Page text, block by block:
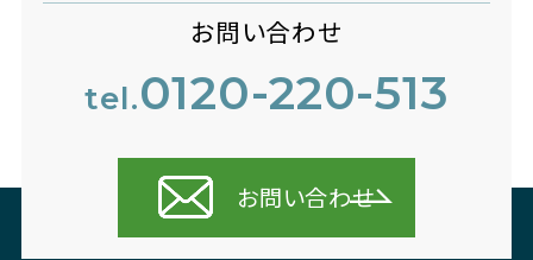
お問い合わせ
tel.0120-220-513
お問い合わせ